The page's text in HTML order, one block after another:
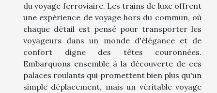
du voyage ferroviaire. Les trains de luxe offrent
une expérience de voyage hors du commun, où
chaque détail est pensé pour transporter les
voyageurs dans un monde d'élégance et de
confort digne des têtes couronnées.
Embarquons ensemble à la découverte de ces
palaces roulants qui promettent bien plus qu'un
simple déplacement, mais un véritable voyage